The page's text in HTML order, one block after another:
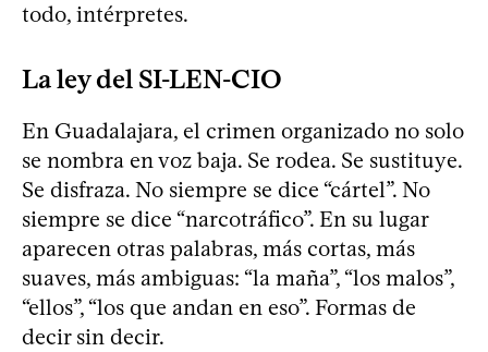
todo, intérpretes.
La ley del SI-LEN-CIO
En Guadalajara, el crimen organizado no solo
se nombra en voz baja. Se rodea. Se sustituye.
Se disfraza. No siempre se dice “cártel”. No
siempre se dice “narcotráfico”. En su lugar
aparecen otras palabras, más cortas, más
suaves, más ambiguas: “la maña”, “los malos”,
“ellos”, “los que andan en eso”. Formas de
decir sin decir.